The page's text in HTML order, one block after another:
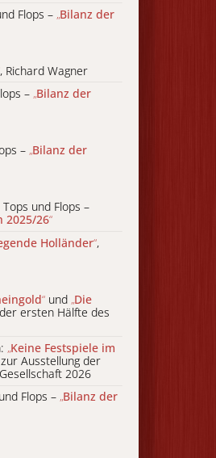
Flops – „Bilanz der
, Richard Wagner
– „Bilanz der
– „Bilanz der
und Flops –
2025/26“
Holländer“,
“ und „Die
ersten Hälfte des
„Keine Festspiele im
Ausstellung der
2026
Flops – „Bilanz der